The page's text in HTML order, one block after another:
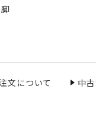
文について 中